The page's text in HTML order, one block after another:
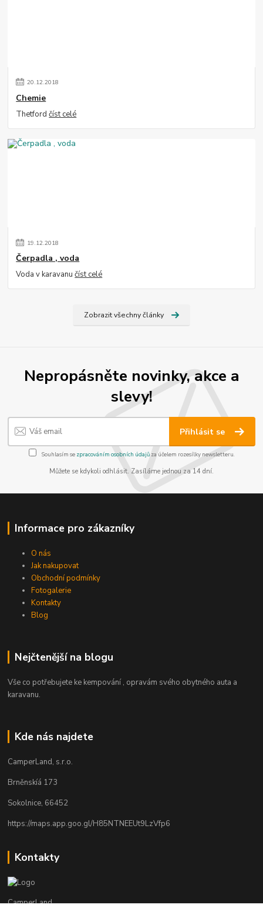
20.12.2018
Chemie
Thetfordčíst celé
19.12.2018
Čerpadla , voda
Voda v karavanučíst celé
Zobrazit všechny články
Nepropásněte novinky, akce a
slevy!
Přihlásit se
Souhlasím se zpracováním osobních údajůza účelem rozesílky newsletteru.
Můžete se kdykoli odhlásit. Zasíláme jednou za 14 dní.
Informace pro zákazníky
O nás
Jak nakupovat
Obchodní podmínky
Fotogalerie
Kontakty
Blog
Nejčtenější na blogu
Vše co potřebujete ke kempování , opravám svého obytného auta a
karavanu.
Kde nás najdete
CamperLand, s.r.o.
Brněnskíá 173
Sokolnice, 66452
https://maps.app.goo.gl/H85NTNEEUt9LzVfp6
Kontakty
CamperLand